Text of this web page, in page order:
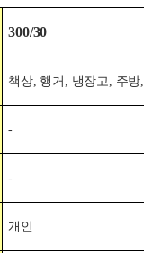
300/30
책상, 행거, 냉장고, 주방,
-
-
개인